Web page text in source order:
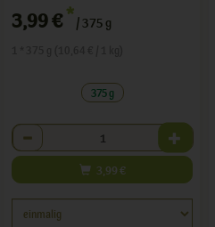
3,99 € */ 375 g
375 g
Anzahl
3,99 €